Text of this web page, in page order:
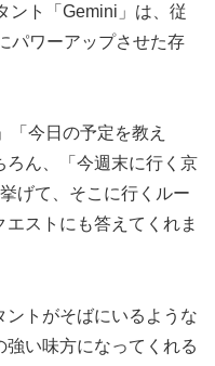
ント「Gemini」は、従
パワーアップさせた存
「今日の予定を教え
ろん、「今週末に行く京
げて、そこに行くルー
エストにも答えてくれま
ントがそばにいるような
い味方になってくれる